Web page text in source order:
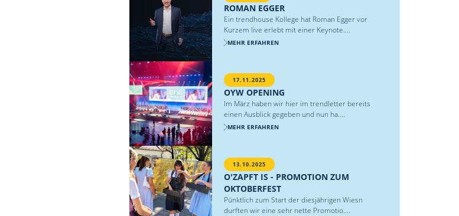
ROMAN EGGER
Ein trendhouse Kollege hat Roman Egger vor
Kurzem live erlebt mit einer Keynote....
MEHR ERFAHREN
17.11.2025
OYW OPENING
Im März haben wir hier im trendletter bereits
einen Ausblick gegeben und nun ha....
MEHR ERFAHREN
13.10.2025
O'ZAPFT IS - PROMOTION ZUM
OKTOBERFEST
Pünktlich zum Start der diesjährigen Wiesn
durften wir eine sehr nette Promotio....